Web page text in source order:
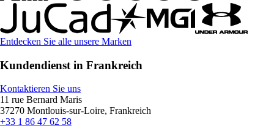
Entdecken Sie alle unsere Marken
Kundendienst in Frankreich
Kontaktieren Sie uns
11 rue Bernard Maris
37270 Montlouis-sur-Loire, Frankreich
+33 1 86 47 62 58